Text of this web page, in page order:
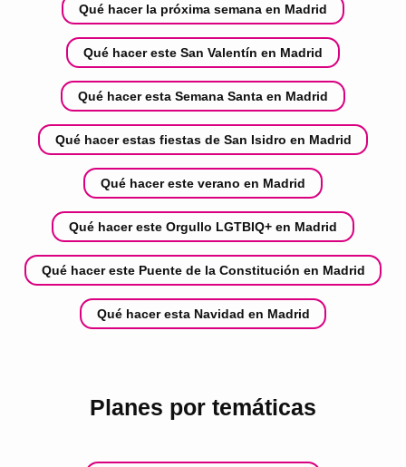
Qué hacer la próxima semana en Madrid
Qué hacer este San Valentín en Madrid
Qué hacer esta Semana Santa en Madrid
Qué hacer estas fiestas de San Isidro en Madrid
Qué hacer este verano en Madrid
Qué hacer este Orgullo LGTBIQ+ en Madrid
Qué hacer este Puente de la Constitución en Madrid
Qué hacer esta Navidad en Madrid
Planes por temáticas